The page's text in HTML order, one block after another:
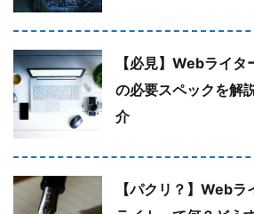
【必見】Webライ
の必要スペックを解
介
【パクリ？】Web